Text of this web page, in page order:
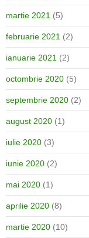
martie 2021 (5)
februarie 2021 (2)
ianuarie 2021 (2)
octombrie 2020 (5)
septembrie 2020 (2)
august 2020 (1)
iulie 2020 (3)
iunie 2020 (2)
mai 2020 (1)
aprilie 2020 (8)
martie 2020 (10)